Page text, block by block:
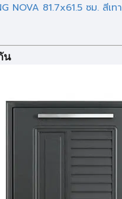
NOVA 81.7x61.5 ซม. สีเทา
น